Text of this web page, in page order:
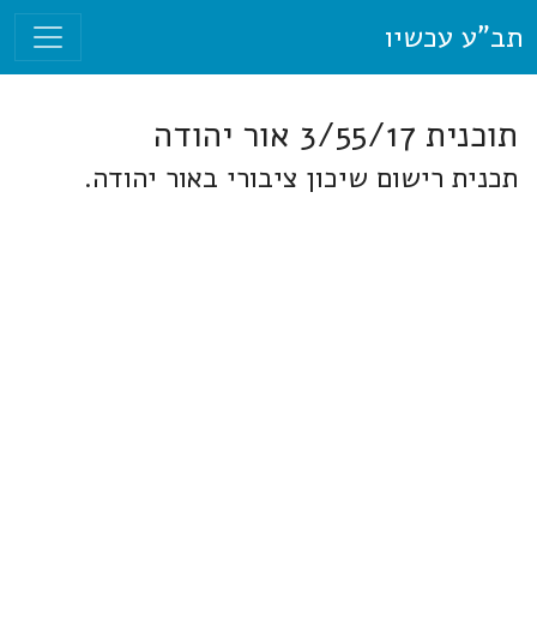
תב"ע עכשיו
תוכנית 3/55/17 אור יהודה
תכנית רישום שיכון ציבורי באור יהודה.